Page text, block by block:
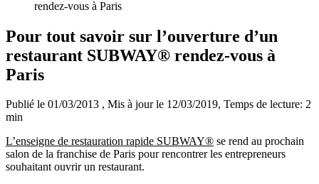
rendez-vous à Paris
Pour tout savoir sur l’ouverture d’un
restaurant SUBWAY® rendez-vous à
Paris
Publié le 01/03/2013 , Mis à jour le 12/03/2019, Temps de lecture: 2
min
L’enseigne de restauration rapide SUBWAY® se rend au prochain
salon de la franchise de Paris pour rencontrer les entrepreneurs
souhaitant ouvrir un restaurant.